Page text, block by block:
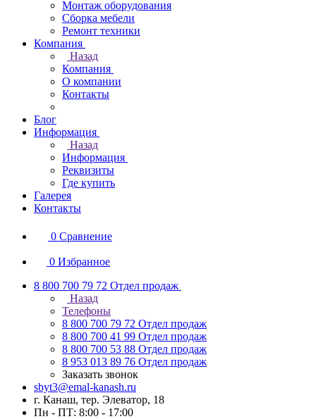
Монтаж оборудования
Сборка мебели
Ремонт техники
Компания
Назад
Компания
О компании
Контакты
Блог
Информация
Назад
Информация
Реквизиты
Где купить
Галерея
Контакты
0 Сравнение
0 Избранное
8 800 700 79 72 Отдел продаж
Назад
Телефоны
8 800 700 79 72 Отдел продаж
8 800 700 41 99 Отдел продаж
8 800 700 53 88 Отдел продаж
8 953 013 89 76 Отдел продаж
Заказать звонок
sbyt3@emal-kanash.ru
г. Канаш, тер. Элеватор, 18
Пн - ПТ: 8:00 - 17:00